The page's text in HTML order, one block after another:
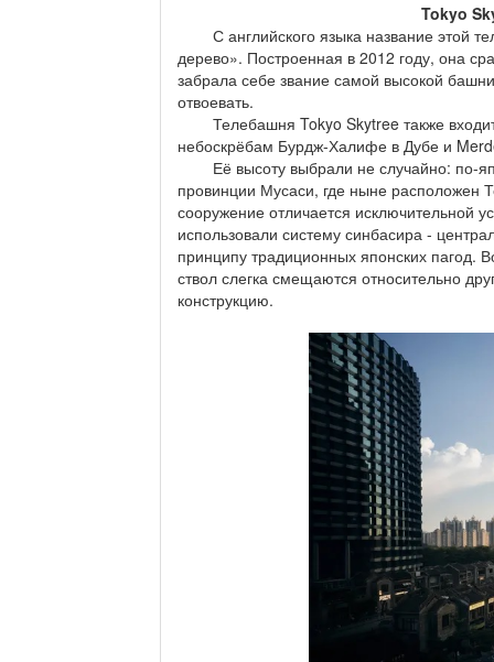
Tokyo
С английского языка название этой
дерево». Построенная в 2012 году, она
забрала себе звание самой высокой
отвоевать.
Телебашня Tokyo Skytree также
небоскрёбам Бурдж-Халифе в Дубе и
Её высоту выбрали не случайно: по-
провинции Мусаси, где ныне расположен
сооружение отличается исключительной
использовали систему синбасира -
принципу традиционных японских пагод.
ствол слегка смещаются относительно
конструкцию.